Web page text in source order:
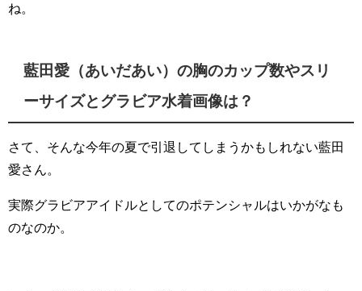
ね。
藍田愛（あいだあい）の胸のカップ数やスリ
ーサイズとグラビア水着画像は？
さて、そんな今年の夏で引退してしまうかもしれない藍田
愛さん。
実際グラビアアイドルとしてのポテンシャルはいかがなも
のなのか。